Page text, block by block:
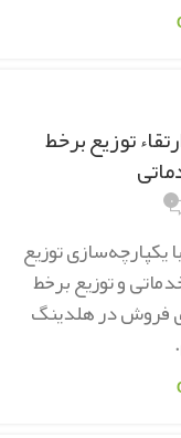
توزیع برخط
۰
توزیع
و توزیع برخط
فروش در هلدینگ